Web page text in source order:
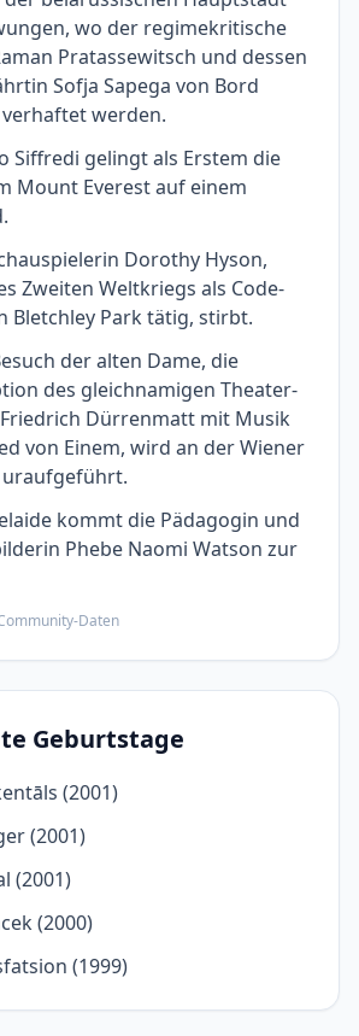
wo der regime­kritische
Pratassewitsch und dessen
Sofja Sapega von Bord
werden.
Siffredi gelingt als Erstem die
Mount Everest auf einem
Dorothy Hyson,
Zweiten Weltkriegs als Code­
Bletchley Park tätig, stirbt.
der alten Dame, die
des gleichnamigen Theater­
Dürren­matt mit Musik
von Einem, wird an der Wiener
kommt die Pädagogin und
Phebe Naomi Watson zur
Daten
Geburtstage
(2001)
(2001)
(2001)
(2000)
(1999)